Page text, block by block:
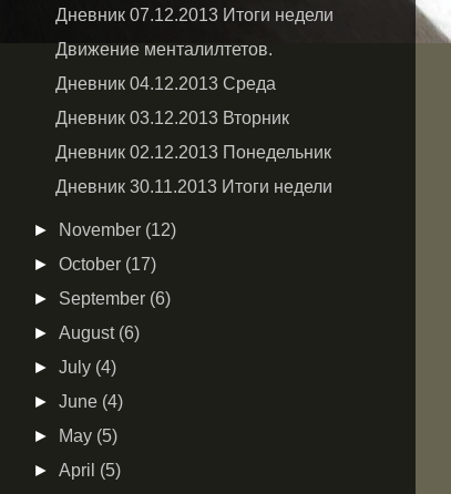
Дневник 07.12.2013 Итоги недели
Движение менталилтетов.
Дневник 04.12.2013 Среда
Дневник 03.12.2013 Вторник
Дневник 02.12.2013 Понедельник
Дневник 30.11.2013 Итоги недели
► November (12)
►October (17)
► September (6)
►August (6)
►July (4)
►June (4)
►
May (5)
►April (5)